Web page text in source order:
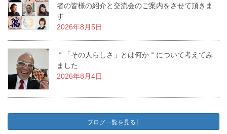
者の皆様の紹介と交流会のご案内をさせて頂きま
す
2026年8月5日
＂「その人らしさ」とは何か＂について考えてみ
ました
2026年8月4日
ブログ一覧を見る